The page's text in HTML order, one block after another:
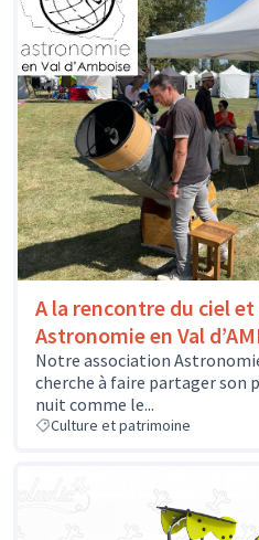
A la rencontre du ciel
Astronomie en Val
Notre association Astronomie
cherche à faire partager son
nuit comme le...
Culture et patrimoine